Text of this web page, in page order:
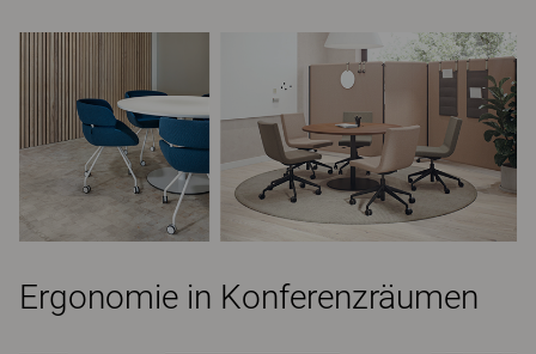
Ergonomie in Konferenzräumen